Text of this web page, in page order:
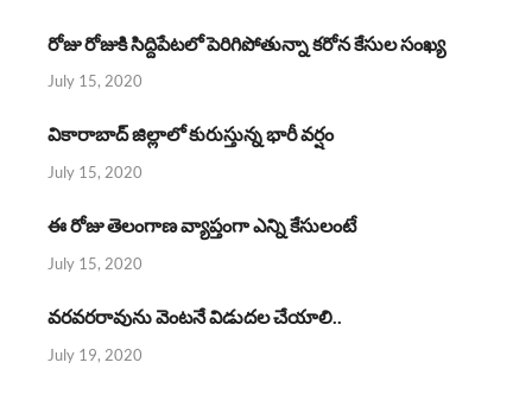
రోజు రోజుకి సిద్దిపేటలో పెరిగిపోతున్నా కరోన కేసుల సంఖ్య
July 15, 2020
వికారాబాద్ జిల్లాలో కురుస్తున్న భారీ వర్షం
July 15, 2020
ఈ రోజు తెలంగాణ వ్యాప్తంగా ఎన్ని కేసులంటే
July 15, 2020
వరవరరావును వెంటనే విడుదల చేయాలి..
July 19, 2020